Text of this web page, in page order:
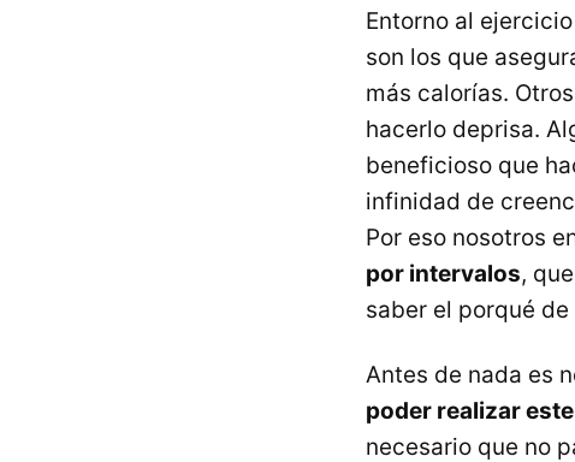
Entorno al
son los que
más calorías.
hacerlo deprisa.
beneficioso que
infinidad de
Por eso nosotros
por intervalos,
saber el porqué de
Antes de nada es
poder realizar
necesario que no